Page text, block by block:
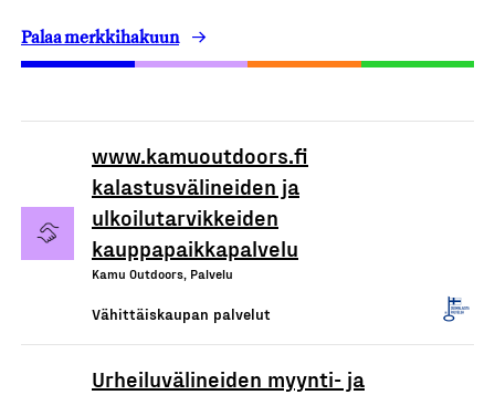
Palaa merkkihakuun
www.kamuoutdoors.fi
kalastusvälineiden ja
ulkoilutarvikkeiden
kauppapaikkapalvelu
Kamu Outdoors, Palvelu
Vähittäiskaupan palvelut
Urheiluvälineiden myynti- ja